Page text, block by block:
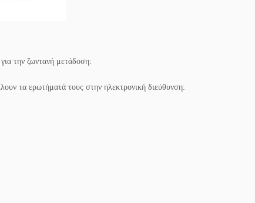
την ζωντανή μετάδοση:
τα ερωτήματά τους στην ηλεκτρονική διεύθυνση: